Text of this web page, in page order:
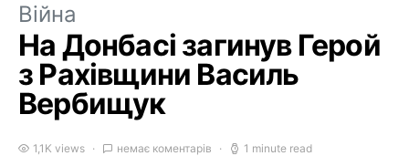
Війна
На Донбасі загинув Герой
з Рахівщини Василь
Вербищук
1,1K views немає коментарів 1 minute read